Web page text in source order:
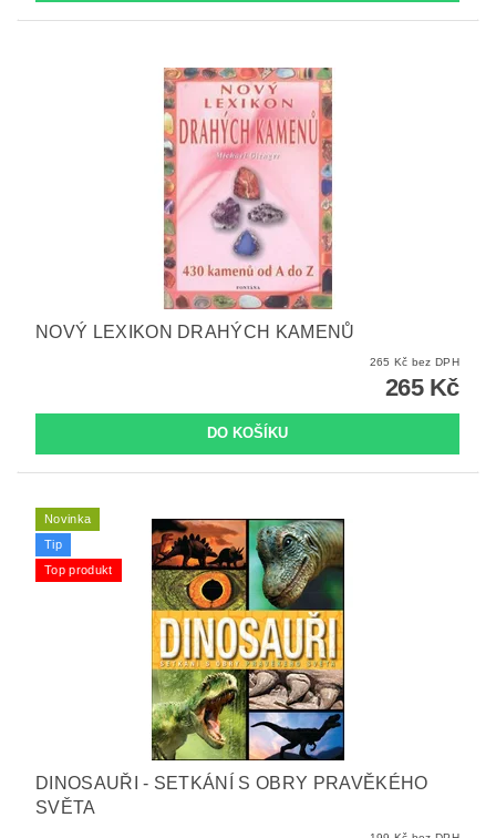
NOVÝ LEXIKON DRAHÝCH KAMENŮ
265 Kč bez DPH
265 Kč
Novinka
Tip
Top produkt
DINOSAUŘI - SETKÁNÍ S OBRY PRAVĚKÉHO
SVĚTA